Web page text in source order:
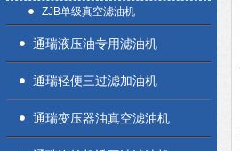
ZJB单级真空滤油机
通瑞液压油专用滤油机
通瑞轻便三过滤加油机
通瑞变压器油真空滤油机